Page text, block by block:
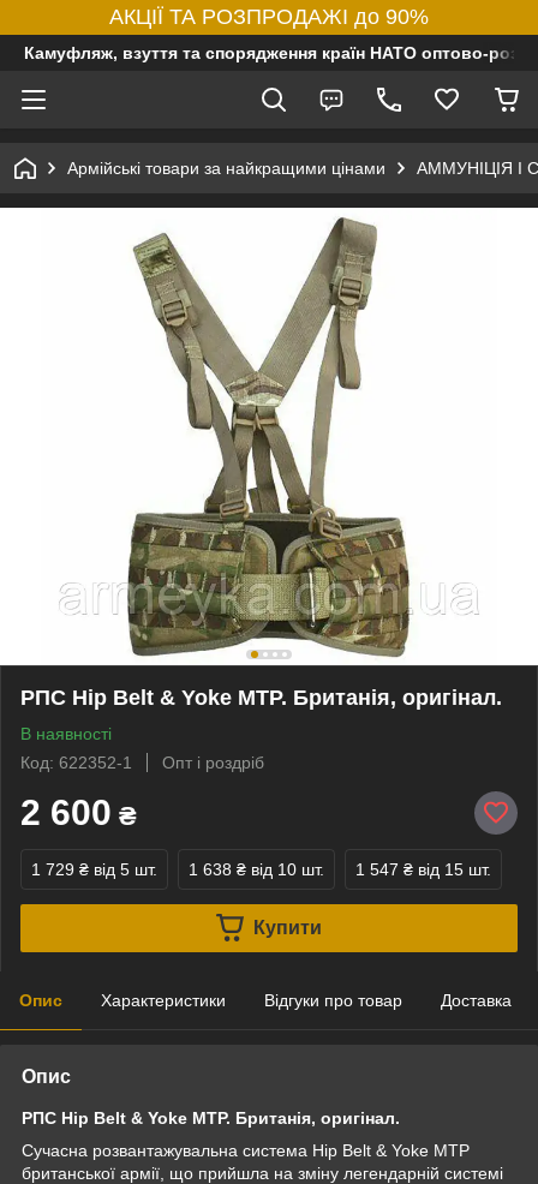
АКЦІЇ ТА РОЗПРОДАЖІ до 90%
Камуфляж, взуття та спорядження країн НАТО оптово-
Армійські товари за найкращими цінами АММУНІЦІЯ І
РПС Hip Belt & Yoke MTP. Британія, оригінал.
В наявності
Код: 622352-1
Опт і роздріб
2 600 ₴
1 729 ₴ від 5 шт. 1 638 ₴ від 10 шт. 1 547 ₴ від 15 шт.
Купити
Опис Характеристики Відгуки про товар Доставка
Опис
РПС Hip Belt & Yoke MTP. Британія, оригінал.
Сучасна розвантажувальна система Hip Belt & Yoke MTP
британської армії, що прийшла на зміну легендарній системі